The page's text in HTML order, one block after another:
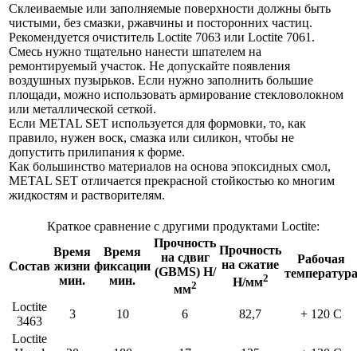
Склеиваемые или заполняемые поверхности должны быть
чистыми, без смазки, ржавчины и посторонних частиц.
Рекомендуется очиститель Loctite 7063 или Loctite 7061.
Смесь нужно тщательно нанести шпателем на
ремонтируемый участок. Не допускайте появления
воздушных пузырьков. Если нужно заполнить большие
площади, можно использовать армирование стекловолокном
или металлической сеткой.
Если МЕТАL SЕТ используется для формовки, то, как
правило, нужен воск, смазка или силикон, чтобы не
допустить прилипания к форме.
Как большинство материалов на основа эпоксидных смол,
METAL SET отличается прекрасной стойкостью ко многим
жидкостям и растворителям.
Краткое сравнение с другими продуктами Loctite:
Состав
Время
жизни
мин.
Время
фиксации
мин.
Прочность
на сдвиг
(GBMS) Н/
мм2
Прочность
на сжатие
Н/мм2
Рабочая
температура
Loctite
3463
3 10 6 82,7
+ 120 С
Loctite